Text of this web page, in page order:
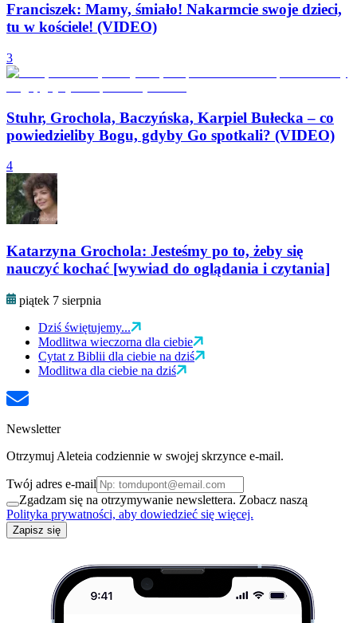
Franciszek: Mamy, śmiało! Nakarmcie swoje dzieci,
tu w kościele! (VIDEO)
3
Stuhr, Grochola, Baczyńska, Karpiel Bułecka – co
powiedzieliby Bogu, gdyby Go spotkali? (VIDEO)
4
Katarzyna Grochola: Jesteśmy po to, żeby się
nauczyć kochać [wywiad do oglądania i czytania]
piątek 7 sierpnia
Dziś świętujemy...
Modlitwa wieczorna dla ciebie
Cytat z Biblii dla ciebie na dziś
Modlitwa dla ciebie na dziś
Newsletter
Otrzymuj Aleteia codziennie w swojej skrzynce e-mail.
Twój adres e-mail
Zgadzam się na otrzymywanie newslettera. Zobacz naszą
Polityka prywatności, aby dowiedzieć się więcej.
Zapisz się